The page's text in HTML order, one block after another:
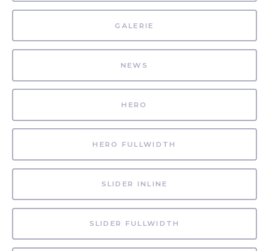
GALERIE
NEWS
HERO
HERO FULLWIDTH
SLIDER INLINE
SLIDER FULLWIDTH